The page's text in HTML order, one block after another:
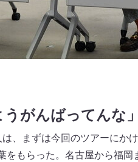
うがんばってんな
、まずは今回のツアーにか
をもらった。名古屋から福